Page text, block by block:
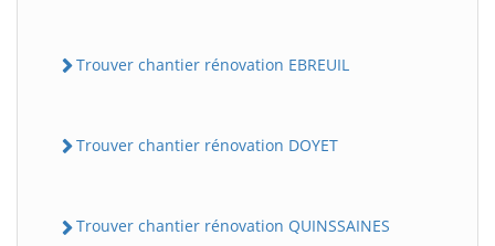
Trouver chantier rénovation EBREUIL
Trouver chantier rénovation DOYET
Trouver chantier rénovation QUINSSAINES